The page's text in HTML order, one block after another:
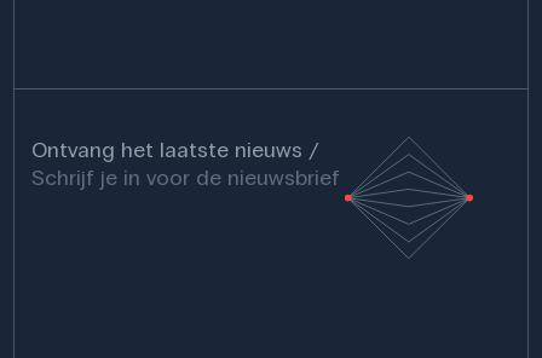
Ontvang het laatste nieuws
Schrijf je in voor de nieuwsbrief